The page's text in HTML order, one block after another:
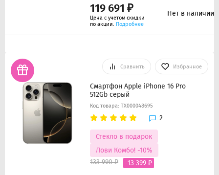
119 691 ₽
Цена с учетом скидки
по акции. Подробнее
Нет в наличии
Сравнить Избранное
Смартфон Apple iPhone 16 Pro
512Gb серый
Код товара: ТХ000048695
2
Стекло в подарок
Лови Комбо! -10%
133 990 ₽ -13 399 ₽